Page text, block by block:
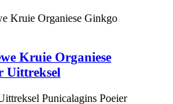
Kruie Organiese
Uittreksel